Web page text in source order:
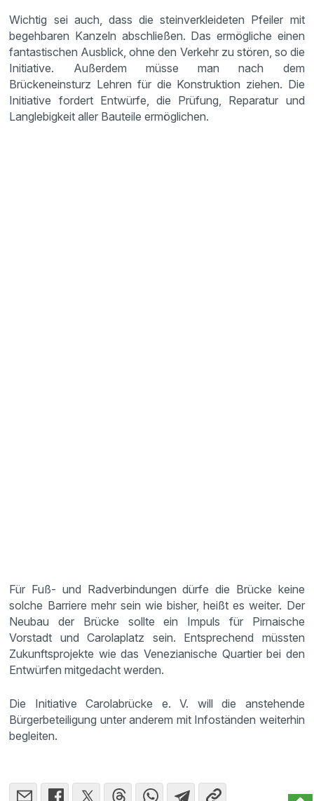
Wichtig sei auch, dass die steinverkleideten Pfeiler mit
begehbaren Kanzeln abschließen. Das ermögliche einen
fantastischen Ausblick, ohne den Verkehr zu stören, so die
Initiative. Außerdem müsse man nach dem
Brückeneinsturz Lehren für die Konstruktion ziehen. Die
Initiative fordert Entwürfe, die Prüfung, Reparatur und
Langlebigkeit aller Bauteile ermöglichen.
Für Fuß- und Radverbindungen dürfe die Brücke keine
solche Barriere mehr sein wie bisher, heißt es weiter. Der
Neubau der Brücke sollte ein Impuls für Pirnaische
Vorstadt und Carolaplatz sein. Entsprechend müssten
Zukunftsprojekte wie das Venezianische Quartier bei den
Entwürfen mitgedacht werden.
Die Initiative Carolabrücke e. V. will die anstehende
Bürgerbeteiligung unter anderem mit Infoständen weiterhin
begleiten.